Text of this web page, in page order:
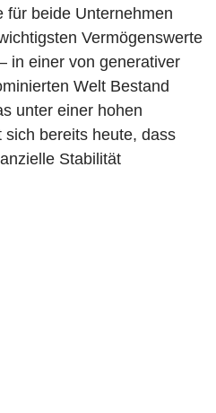
für beide Unternehmen
Vermögenswerte
in einer von generativer
Welt Bestand
unter einer hohen
bereits heute, dass
Stabilität